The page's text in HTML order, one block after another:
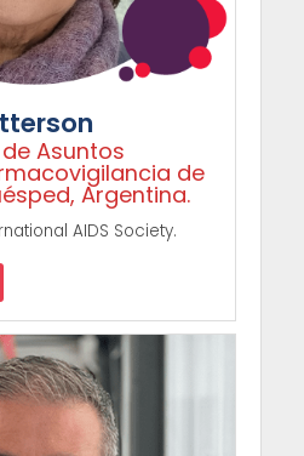
Asuntos
de
Argentina.
AIDS Society.